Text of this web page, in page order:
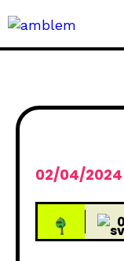
02/04/2024
0